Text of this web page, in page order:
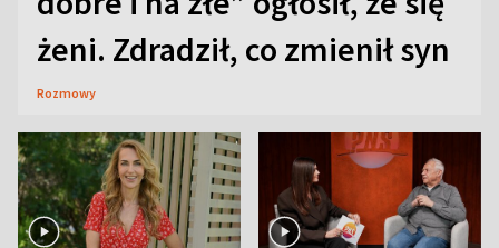
żeni. Zdradził, co zmienił syn
Rozmowy